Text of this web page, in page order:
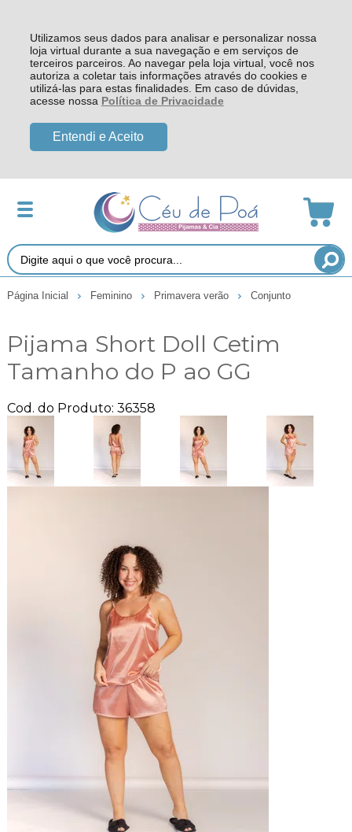
Utilizamos seus dados para analisar e personalizar nossa
loja virtual durante a sua navegação e em serviços de
terceiros parceiros. Ao navegar pela loja virtual, você nos
autoriza a coletar tais informações através do cookies e
utilizá-las para estas finalidades. Em caso de dúvidas,
acesse nossa Política de Privacidade
Entendi e Aceito
Página Inicial Feminino Primavera verão Conjunto
Pijama Short Doll Cetim
Tamanho do P ao GG
Cod. do Produto: 36358